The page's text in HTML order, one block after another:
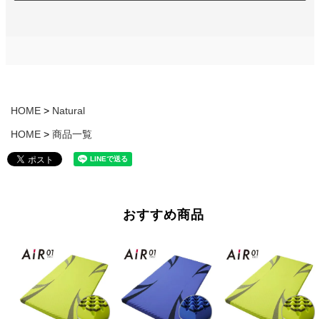
HOME Natural
HOME 商品一覧
おすすめ商品